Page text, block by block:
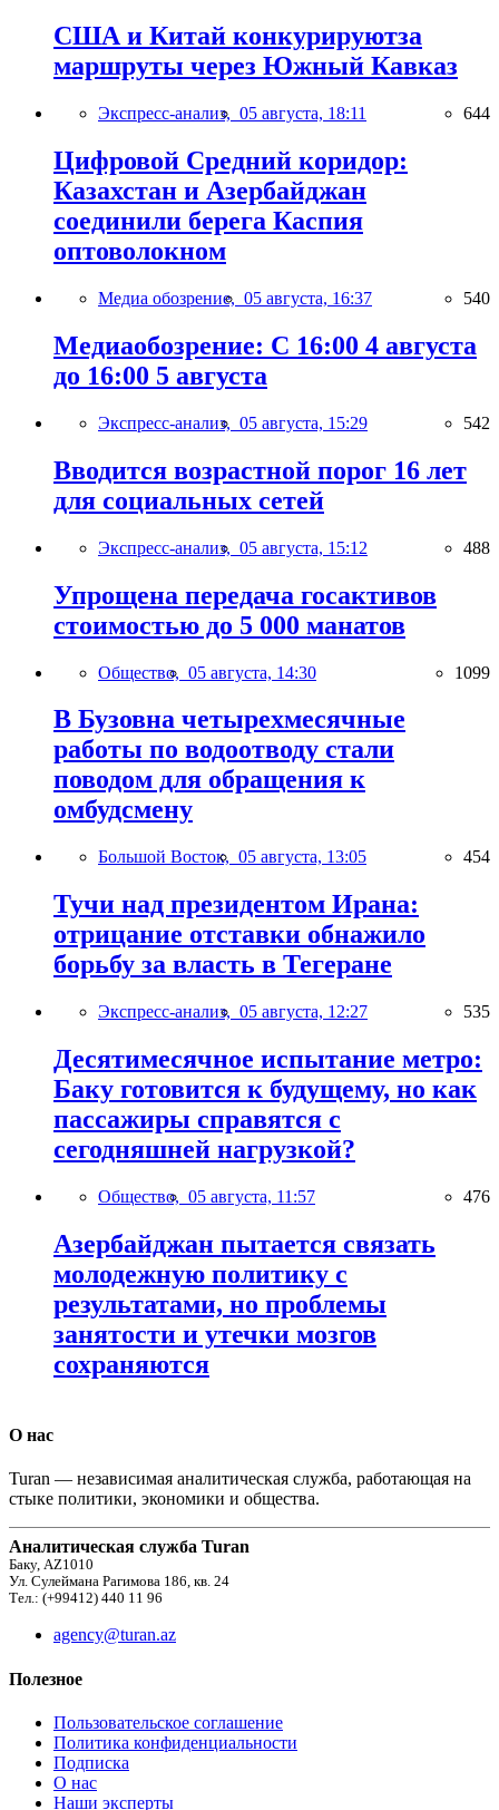
США и Китай конкурируютза
маршруты через Южный Кавказ
Экспресс-анализ, 05 августа, 18:11 644
Цифровой Средний коридор:
Казахстан и Азербайджан
соединили берега Каспия
оптоволокном
Медиа обозрение, 05 августа, 16:37 540
Медиаобозрение: С 16:00 4 августа
до 16:00 5 августа
Экспресс-анализ, 05 августа, 15:29 542
Вводится возрастной порог 16 лет
для социальных сетей
Экспресс-анализ, 05 августа, 15:12 488
Упрощена передача госактивов
стоимостью до 5 000 манатов
Общество, 05 августа, 14:30 1099
В Бузовна четырехмесячные
работы по водоотводу стали
поводом для обращения к
омбудсмену
Большой Восток, 05 августа, 13:05 454
Тучи над президентом Ирана:
отрицание отставки обнажило
борьбу за власть в Тегеране
Экспресс-анализ, 05 августа, 12:27 535
Десятимесячное испытание метро:
Баку готовится к будущему, но как
пассажиры справятся с
сегодняшней нагрузкой?
Общество, 05 августа, 11:57 476
Азербайджан пытается связать
молодежную политику с
результатами, но проблемы
занятости и утечки мозгов
сохраняются
О нас
Turan — независимая аналитическая служба, работающая на
стыке политики, экономики и общества.
Аналитическая служба Turan
Баку, AZ1010
Ул. Сулеймана Рагимова 186, кв. 24
Тел.: (+99412) 440 11 96
agency@turan.az
Полезное
Пользовательское соглашение
Политика конфиденциальности
Подписка
О нас
Наши эксперты